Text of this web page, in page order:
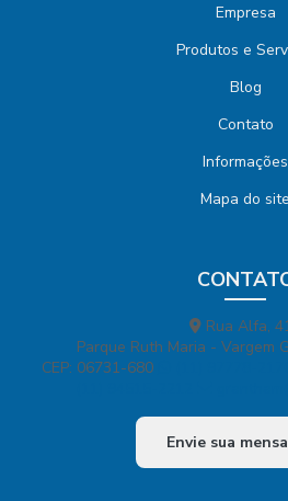
Empresa
Produtos e
Blog
Contato
Informações
Mapa do site
Rua Alfa,
Parque Ruth Maria - Vargem
CEP: 06731-680
Envie sua